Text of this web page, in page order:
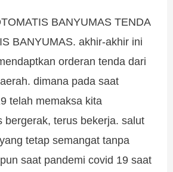
BANYUMAS TENDA
BANYUMAS. akhir-akhir ini
orderan tenda dari
dimana pada saat
telah memaksa kita
bergerak, terus bekerja. salut
tetap semangat tanpa
saat pandemi covid 19 saat